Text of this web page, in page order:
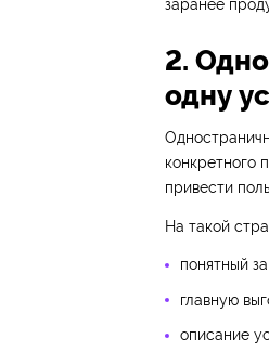
заранее
2.
одну
конкретного
привести
На такой
понятный
главную
описание